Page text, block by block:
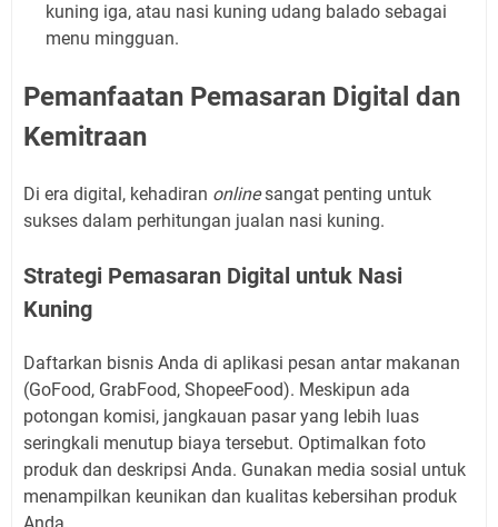
kuning iga, atau nasi kuning udang balado sebagai
menu mingguan.
Pemanfaatan Pemasaran Digital dan
Kemitraan
Di era digital, kehadiran onlinesangat penting untuk
sukses dalam perhitungan jualan nasi kuning.
Strategi Pemasaran Digital untuk Nasi
Kuning
Daftarkan bisnis Anda di aplikasi pesan antar makanan
(GoFood, GrabFood, ShopeeFood). Meskipun ada
potongan komisi, jangkauan pasar yang lebih luas
seringkali menutup biaya tersebut. Optimalkan foto
produk dan deskripsi Anda. Gunakan media sosial untuk
menampilkan keunikan dan kualitas kebersihan produk